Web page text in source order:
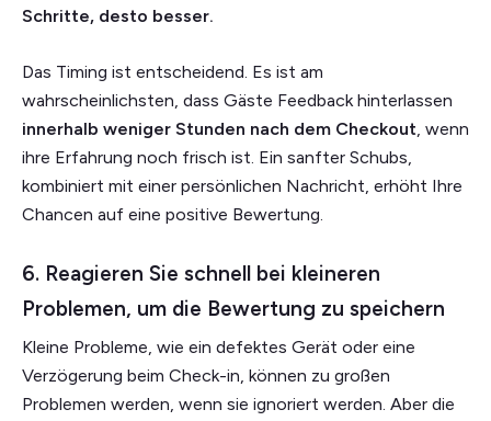
Schritte, desto besser.
Das Timing ist entscheidend. Es ist am
wahrscheinlichsten, dass Gäste Feedback hinterlassen
innerhalb weniger Stunden nach dem Checkout, wenn
ihre Erfahrung noch frisch ist. Ein sanfter Schubs,
kombiniert mit einer persönlichen Nachricht, erhöht Ihre
Chancen auf eine positive Bewertung.
6. Reagieren Sie schnell bei kleineren
Problemen, um die Bewertung zu speichern
Kleine Probleme, wie ein defektes Gerät oder eine
Verzögerung beim Check-in, können zu großen
Problemen werden, wenn sie ignoriert werden. Aber die